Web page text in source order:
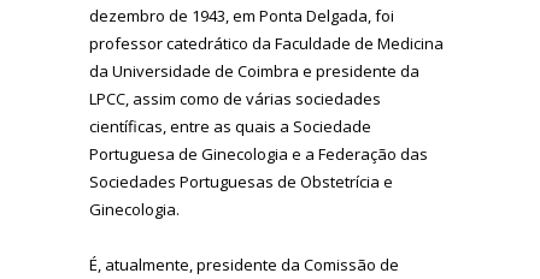
dezembro de 1943, em Ponta Delgada, foi
professor catedrático da Faculdade de Medicina
da Universidade de Coimbra e presidente da
LPCC, assim como de várias sociedades
científicas, entre as quais a Sociedade
Portuguesa de Ginecologia e a Federação das
Sociedades Portuguesas de Obstetrícia e
Ginecologia.
É, atualmente, presidente da Comissão de